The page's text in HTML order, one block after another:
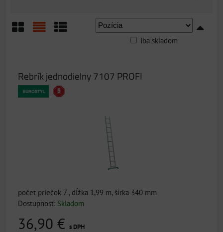
Iba skladom
Rebrík jednodielny 7107 PROFI
počet priečok 7 , dĺžka 1,99 m, šírka 340 mm
Dostupnosť: Skladom
36,90 € s DPH